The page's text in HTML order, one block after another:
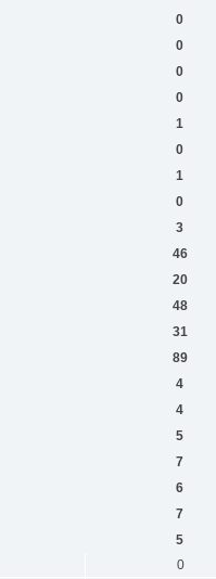
0
0
0
0
1
0
1
0
3
46
20
48
31
89
4
4
5
7
6
7
5
0